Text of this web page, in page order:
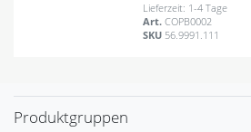
Lieferzeit: 1-4 Tage
Art.COPB0002
SKU 56.9991.111
Produktgruppen